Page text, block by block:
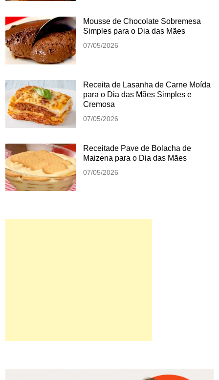
Mousse de Chocolate Sobremesa
Simples para o Dia das Mães
07/05/2026
Receita de Lasanha de Carne Moída
para o Dia das Mães Simples e
Cremosa
07/05/2026
Receitade Pave de Bolacha de
Maizena para o Dia das Mães
07/05/2026